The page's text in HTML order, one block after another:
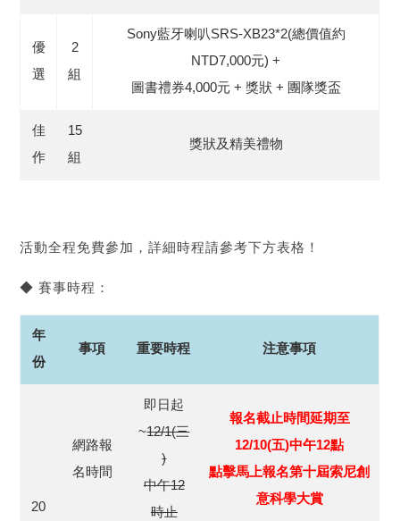
優
選
2
組
Sony藍牙喇叭SRS-XB23*2(總價值約
NTD7,000元) +
圖書禮券4,000元 + 獎狀 + 團隊獎盃
佳
作
15
組
獎狀及精美禮物
活動全程免費參加，詳細時程請參考下方表格！
◆ 賽事時程：
年
份
事項 重要時程 注意事項
20
網路報
名時間
即日起
~12/1(三
)
中午12
時止
報名截止時間延期至
12/10(五)中午12點
點擊馬上報名第十屆索尼創
意科學大賞